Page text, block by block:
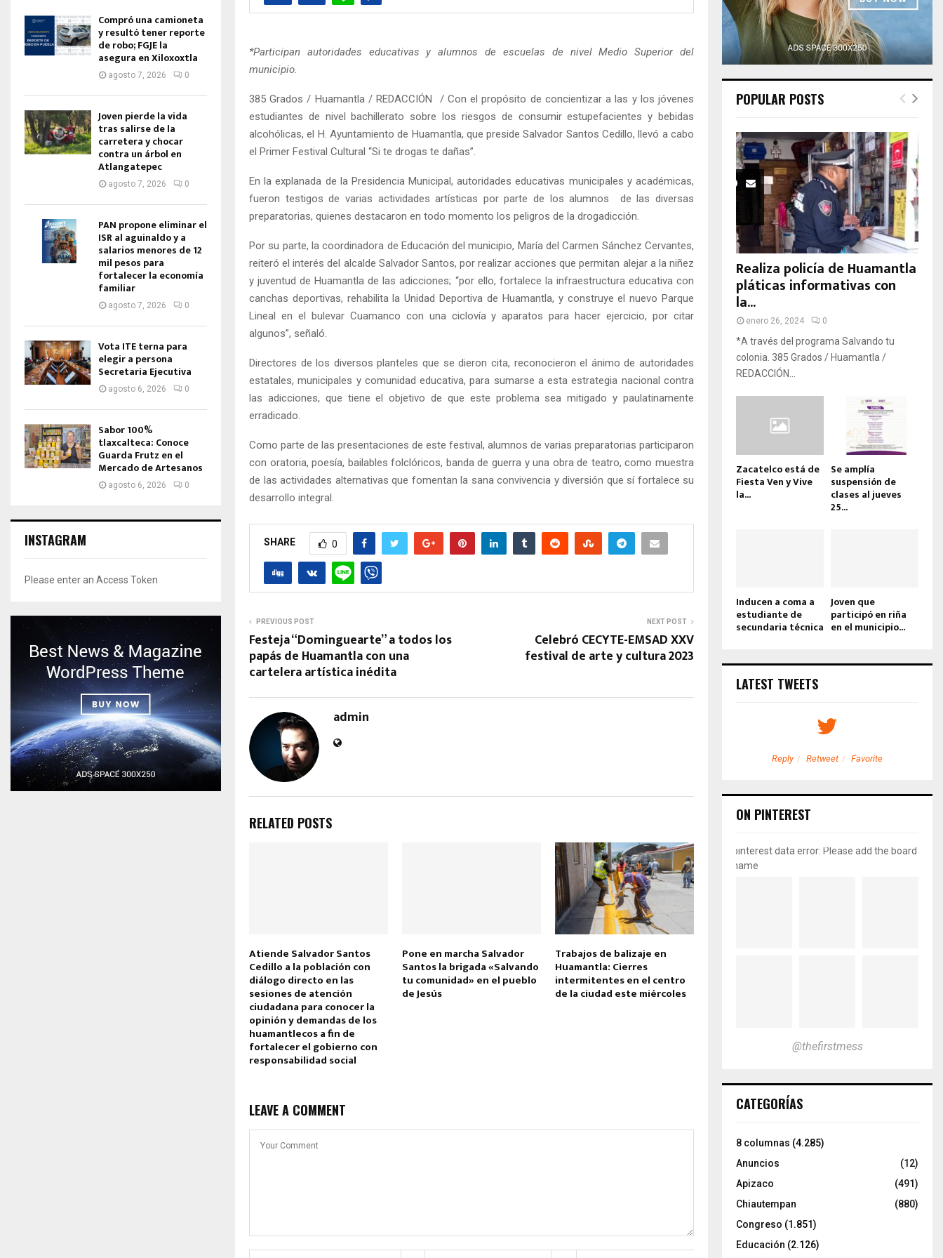
*Participan autoridades educativas y alumnos de escuelas de nivel Medio Superior del
municipio.
385 Grados / Huamantla / REDACCIÓN / Con el propósito de concientizar a las y los jóvenes
estudiantes de nivel bachillerato sobre los riesgos de consumir estupefacientes y bebidas
alcohólicas, el H. Ayuntamiento de Huamantla, que preside Salvador Santos Cedillo, llevó a cabo
el Primer Festival Cultural “Si te drogas te dañas”.
En la explanada de la Presidencia Municipal, autoridades educativas municipales y académicas,
fueron testigos de varias actividades artísticas por parte de los alumnos de las diversas
preparatorias, quienes destacaron en todo momento los peligros de la drogadicción.
Por su parte, la coordinadora de Educación del municipio, María del Carmen Sánchez Cervantes,
reiteró el interés del alcalde Salvador Santos, por realizar acciones que permitan alejar a la niñez
y juventud de Huamantla de las adicciones; “por ello, fortalece la infraestructura educativa con
canchas deportivas, rehabilita la Unidad Deportiva de Huamantla, y construye el nuevo Parque
Lineal en el bulevar Cuamanco con una ciclovía y aparatos para hacer ejercicio, por citar
algunos”, señaló.
Directores de los diversos planteles que se dieron cita, reconocieron el ánimo de autoridades
estatales, municipales y comunidad educativa, para sumarse a esta estrategia nacional contra
las adicciones, que tiene el objetivo de que este problema sea mitigado y paulatinamente
erradicado.
Como parte de las presentaciones de este festival, alumnos de varias preparatorias participaron
con oratoria, poesía, bailables folclóricos, banda de guerra y una obra de teatro, como muestra
de las actividades alternativas que fomentan la sana convivencia y diversión que sí fortalece su
desarrollo integral.
SHARE 0
PREVIOUS POST
Festeja “Dominguearte” a todos los
papás de Huamantla con una
cartelera artística inédita
NEXT POST
Celebró CECYTE-EMSAD XXV
festival de arte y cultura 2023
admin
RELATED POSTS
Atiende Salvador Santos
Cedillo a la población con
diálogo directo en las
sesiones de atención
ciudadana para conocer la
opinión y demandas de los
huamantlecos a fin de
fortalecer el gobierno con
responsabilidad social
Pone en marcha Salvador
Santos la brigada «Salvando
tu comunidad» en el pueblo
de Jesús
Trabajos de balizaje en
Huamantla: Cierres
intermitentes en el centro
de la ciudad este miércoles
LEAVE A COMMENT
Compró una camioneta
y resultó tener reporte
de robo; FGJE la
asegura en Xiloxoxtla
agosto 7, 2026 0
Joven pierde la vida
tras salirse de la
carretera y chocar
contra un árbol en
Atlangatepec
agosto 7, 2026 0
PAN propone eliminar el
ISR al aguinaldo y a
salarios menores de 12
mil pesos para
fortalecer la economía
familiar
agosto 7, 2026 0
Vota ITE terna para
elegir a persona
Secretaria Ejecutiva
agosto 6, 2026 0
Sabor 100%
tlaxcalteca: Conoce
Guarda Frutz en el
Mercado de Artesanos
agosto 6, 2026 0
INSTAGRAM
Please enter an Access Token
POPULAR POSTS
Realiza policía de Huamantla
pláticas informativas con
la...
enero 26, 2024 0
*A través del programa Salvando tu
colonia. 385 Grados / Huamantla /
REDACCIÓN...
Zacatelco está de
Fiesta Ven y Vive
la...
Se amplía
suspensión de
clases al jueves
25...
Inducen a coma a
estudiante de
secundaria técnica
Joven que
participó en riña
en el municipio...
LATEST TWEETS
Reply Retweet Favorite
ON PINTEREST
pinterest data error: Please add the board
name
@thefirstmess
CATEGORÍAS
8 columnas (4.285)
Anuncios
(12)
Apizaco
(491)
Chiautempan
(880)
Congreso (1.851)
Educación (2.126)